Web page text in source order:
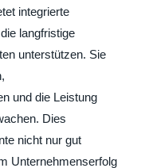
integrierte
langfristige
unterstützen. Sie
und die Leistung
Dies
nicht nur gut
Unternehmenserfolg